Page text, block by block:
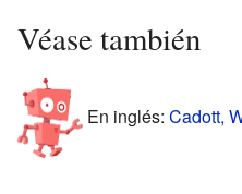
Véase también
En inglés: Cadott,